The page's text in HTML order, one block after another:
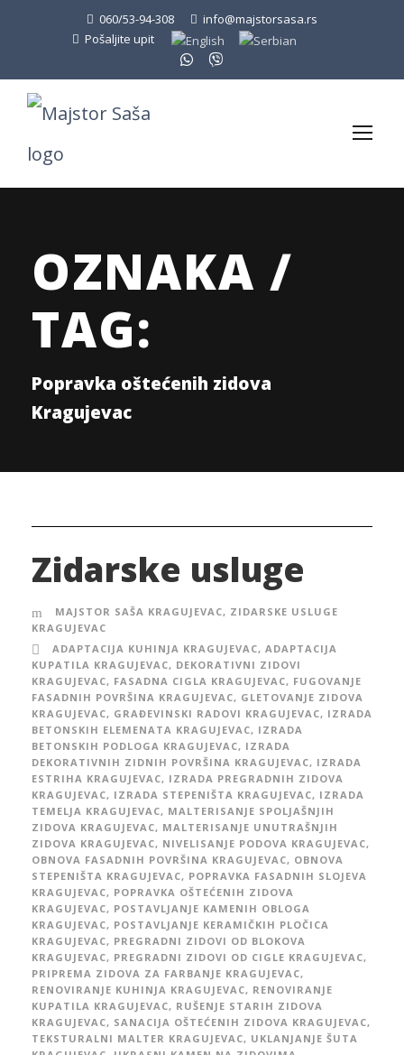
060/53-94-308
info@majstorsasa.rs
Pošaljite upit
OZNAKA /
TAG:
Popravka oštećenih zidova
Kragujevac
Zidarske usluge
MAJSTOR SAŠA KRAGUJEVAC, ZIDARSKE USLUGE
KRAGUJEVAC
ADAPTACIJA KUHINJA KRAGUJEVAC, ADAPTACIJA
KUPATILA KRAGUJEVAC, DEKORATIVNI ZIDOVI
KRAGUJEVAC, FASADNA CIGLA KRAGUJEVAC, FUGOVANJE
FASADNIH POVRŠINA KRAGUJEVAC, GLETOVANJE ZIDOVA
KRAGUJEVAC, GRAĐEVINSKI RADOVI KRAGUJEVAC, IZRADA
BETONSKIH ELEMENATA KRAGUJEVAC, IZRADA
BETONSKIH PODLOGA KRAGUJEVAC, IZRADA
DEKORATIVNIH ZIDNIH POVRŠINA KRAGUJEVAC, IZRADA
ESTRIHA KRAGUJEVAC, IZRADA PREGRADNIH ZIDOVA
KRAGUJEVAC, IZRADA STEPENIŠTA KRAGUJEVAC, IZRADA
TEMELJA KRAGUJEVAC, MALTERISANJE SPOLJAŠNJIH
ZIDOVA KRAGUJEVAC, MALTERISANJE UNUTRAŠNJIH
ZIDOVA KRAGUJEVAC, NIVELISANJE PODOVA KRAGUJEVAC,
OBNOVA FASADNIH POVRŠINA KRAGUJEVAC, OBNOVA
STEPENIŠTA KRAGUJEVAC, POPRAVKA FASADNIH SLOJEVA
KRAGUJEVAC, POPRAVKA OŠTEĆENIH ZIDOVA
KRAGUJEVAC, POSTAVLJANJE KAMENIH OBLOGA
KRAGUJEVAC, POSTAVLJANJE KERAMIČKIH PLOČICA
KRAGUJEVAC, PREGRADNI ZIDOVI OD BLOKOVA
KRAGUJEVAC, PREGRADNI ZIDOVI OD CIGLE KRAGUJEVAC,
PRIPREMA ZIDOVA ZA FARBANJE KRAGUJEVAC,
RENOVIRANJE KUHINJA KRAGUJEVAC, RENOVIRANJE
KUPATILA KRAGUJEVAC, RUŠENJE STARIH ZIDOVA
KRAGUJEVAC, SANACIJA OŠTEĆENIH ZIDOVA KRAGUJEVAC,
TEKSTURALNI MALTER KRAGUJEVAC, UKLANJANJE ŠUTA